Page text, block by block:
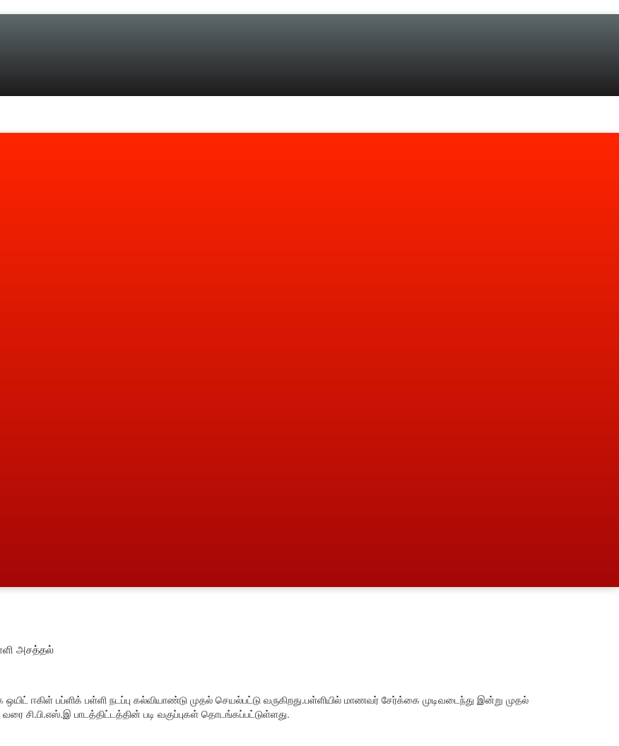
அசத்தல்
ஈகிள் பப்ளிக் பள்ளி நடப்பு கல்வியாண்டு முதல் செயல்பட்டு வருகிறது.பள்ளியில் மாணவர் சேர்க்கை முடிவடைந்து இன்று முதல்
சி.பி.எஸ்.இ பாடத்திட்டத்தின் படி வகுப்புகள் தொடங்கப்பட்டுள்ளது.